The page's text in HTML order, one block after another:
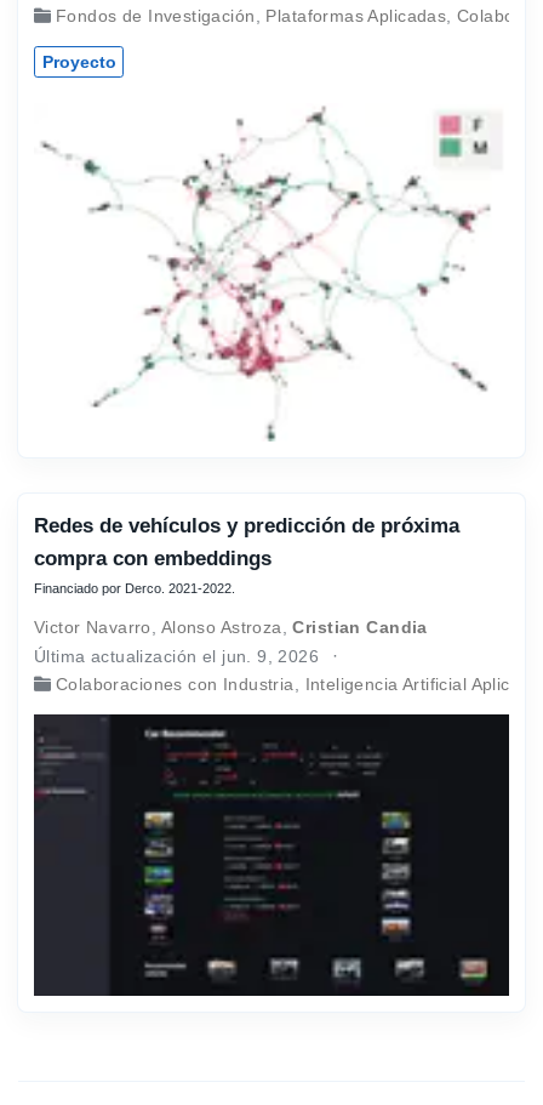
Fondos de Investigación
Plataformas Aplicadas ,
Proyecto
Redes de vehículos y predicción de próxima
compra con embeddings
Financiado por Derco. 2021-2022.
Victor Navarro, Alonso Astroza,Cristian Candia
Última actualización el jun. 9, 2026
Colaboraciones con Industria, Inteligencia Artificial Aplicada